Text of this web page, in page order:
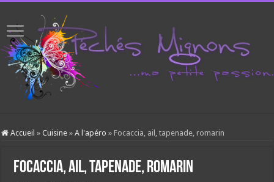
Accueil » Cuisine » A l'apéro » Focaccia, ail, tapenade, romarin
Focaccia, ail, tapenade, romarin